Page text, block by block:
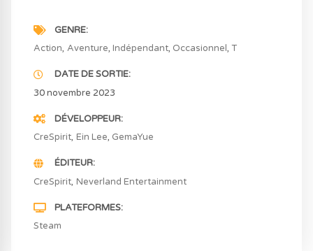
GENRE
Action Aventure Indépendant Occasionnel T
DATE DE SORTIE
30 novembre 2023
DÉVELOPPEUR
CreSpirit Ein Lee GemaYue
ÉDITEUR
CreSpirit Neverland Entertainment
PLATEFORMES
Steam